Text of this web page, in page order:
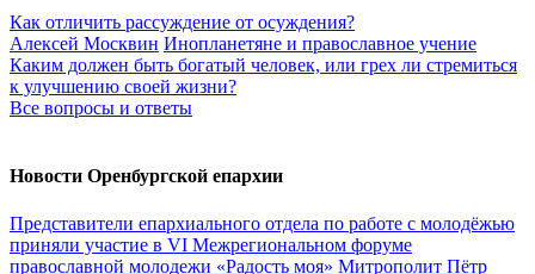
Как отличить рассуждение от осуждения?
Алексей Москвин Инопланетяне и православное учение
Каким должен быть богатый человек, или грех ли стремиться
к улучшению своей жизни?
Все вопросы и ответы
Новости Оренбургской епархии
Представители епархиального отдела по работе с молодёжью
приняли участие в VI Межрегиональном форуме
православной молодежи «Радость моя» Митрополит Пётр